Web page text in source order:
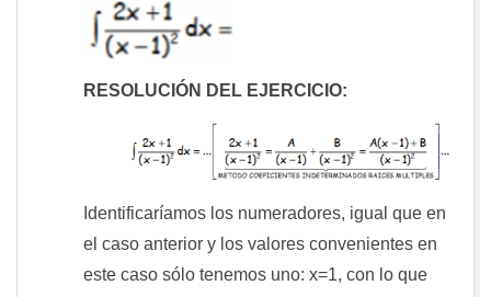
RESOLUCIÓN DEL EJERCICIO:
Identificaríamos los numeradores, igual que en
el caso anterior y los valores convenientes en
este caso sólo tenemos uno: x=1, con lo que